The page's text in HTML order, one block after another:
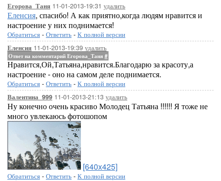
Егорова_Таня 11-01-2013-19:31 удалить
Еленсия, спасибо! А как приятно,когда людям нравится и
настроение у них поднимается!
Обратиться - Ответить - К полной версии
Еленсия 11-01-2013-19:39 удалить
Ответ на комментарий Егорова_Таня #
Нравится,Ой,Татьяна,нравится.Благодарю за красоту,а
настроение - оно на самом деле поднимается.
Обратиться - Ответить - К полной версии
Валентина_999 11-01-2013-21:13 удалить
Ну конечно очень красиво Молодец Татьяна !!!!!! Я тоже не
много увлекаюсь фотошопом
[640x425]
Обратиться - Ответить - К полной версии